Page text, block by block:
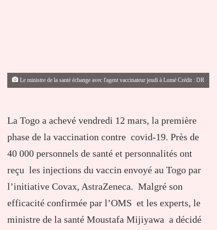
Le ministre de la santé échange avec l'agent vaccinateur jeudi à Lomé Crédit : DR
La Togo a achevé vendredi 12 mars, la première
phase de la vaccination contre covid-19. Près de
40 000 personnels de santé et personnalités ont
reçu les injections du vaccin envoyé au Togo par
l’initiative Covax, AstraZeneca. Malgré son
efficacité confirmée par l’OMS et les experts, le
ministre de la santé Moustafa Mijiyawa a décidé